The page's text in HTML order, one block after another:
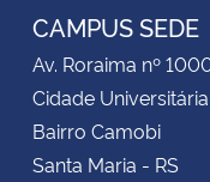
CAMPUS SEDE
Av. Roraima nº
Cidade Universitária
Bairro Camobi
Santa Maria - RS